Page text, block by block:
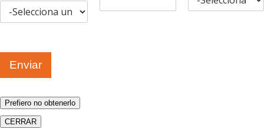
Enviar
Prefiero no obtenerlo
CERRAR